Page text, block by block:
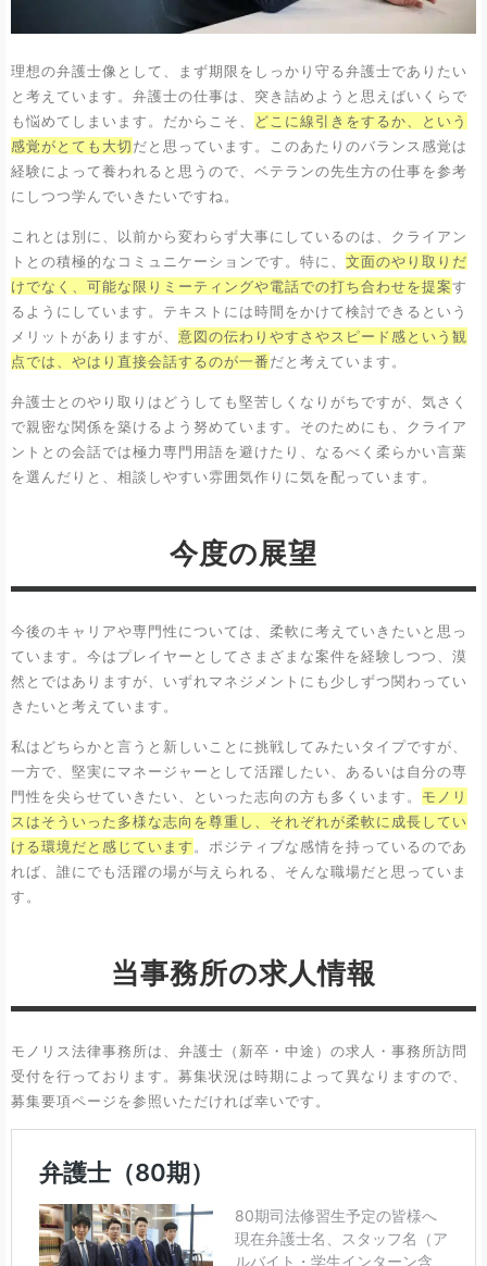
理想の弁護士像として、まず期限をしっかり守る弁護士でありたい
と考えています。弁護士の仕事は、突き詰めようと思えばいくらで
も悩めてしまいます。だからこそ、
どこに線引きをするか、という
感覚がとても大切だと思っています。このあたりのバランス感覚は
経験によって養われると思うので、ベテランの先生方の仕事を参考
にしつつ学んでいきたいですね。
これとは別に、以前から変わらず大事にしているのは、クライアン
トとの積極的なコミュニケーションです。特に、 文面のやり取りだ
けでなく、可能な限りミーティングや電話での打ち合わせを提案す
るようにしています。テキストには時間をかけて検討できるという
メリットがありますが、 意図の伝わりやすさやスピード感という観
点では、やはり直接会話するのが一番だと考えています。
弁護士とのやり取りはどうしても堅苦しくなりがちですが、気さく
で親密な関係を築けるよう努めています。そのためにも、クライア
ントとの会話では極力専門用語を避けたり、なるべく柔らかい言葉
を選んだりと、相談しやすい雰囲気作りに気を配っています。
今度の展望
今後のキャリアや専門性については、柔軟に考えていきたいと思っ
ています。今はプレイヤーとしてさまざまな案件を経験しつつ、漠
然とではありますが、いずれマネジメントにも少しずつ関わってい
きたいと考えています。
私はどちらかと言うと新しいことに挑戦してみたいタイプですが、
一方で、堅実にマネージャーとして活躍したい、あるいは自分の専
門性を尖らせていきたい、といった志向の方も多くいます。 モノリ
スはそういった多様な志向を尊重し、それぞれが柔軟に成長してい
ける環境だと感じています 。ポジティブな感情を持っているのであ
れば、誰にでも活躍の場が与えられる、そんな職場だと思っていま
す。
当事務所の求人情報
モノリス法律事務所は、弁護士（新卒・中途）の求人・事務所訪問
受付を行っております。募集状況は時期によって異なりますので、
募集要項ページを参照いただければ幸いです。